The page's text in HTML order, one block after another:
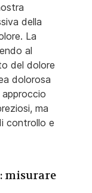
della
La
al
del dolore
dolorosa
ma
controllo e
misurare